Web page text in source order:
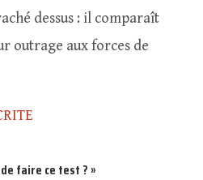
dessus : il comparaît
outrage aux forces de
faire ce test ? »